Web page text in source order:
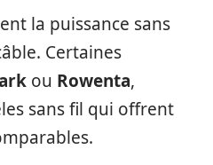
la puissance sans
Certaines
ou Rowenta,
sans fil qui offrent